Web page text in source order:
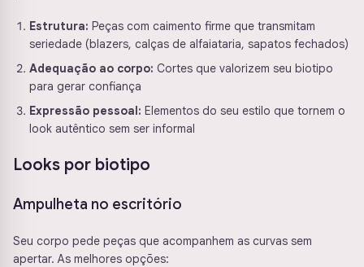
Estrutura: Peças com caimento firme que transmitam
seriedade (blazers, calças de alfaiataria, sapatos fechados)
Adequação ao corpo: Cortes que valorizem seu biotipo
para gerar confiança
Expressão pessoal: Elementos do seu estilo que tornem o
look autêntico sem ser informal
Looks por biotipo
Ampulheta no escritório
Seu corpo pede peças que acompanhem as curvas sem
apertar. As melhores opções: